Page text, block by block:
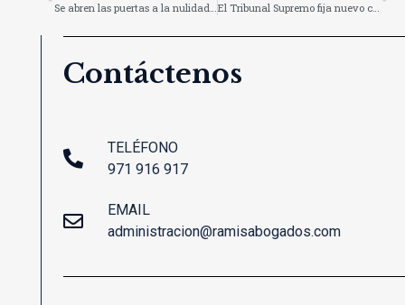
Se abren las puertas a la nulidad del IRPH El Tribunal Supremo fija nuevo criterio sobre la cláusula del vencimiento anticipado
Contáctenos
TELÉFONO
971 916 917
EMAIL
administracion@ramisabogados.com